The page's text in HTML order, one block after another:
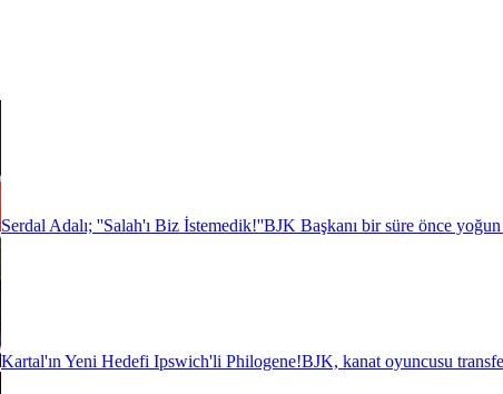
Serdal Adalı; ''Salah'ı Biz İstemedik!''BJK Başkanı bir süre önce
Kartal'ın Yeni Hedefi Ipswich'li Philogene!BJK, kanat oyuncusu